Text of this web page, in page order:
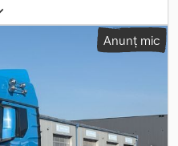
kg
, tip de angrenaj:mecanic,
aer condiționat,
cuplaj remorcă, faruri
de viteză, sistem de
TGS 26.440 Prima
km Intarder Climatizare
de viteze manuală ZF cu 16
Anunț mic